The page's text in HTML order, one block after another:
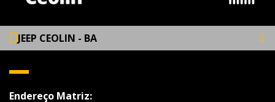
JEEP CEOLIN - BA
Endereço Matriz: